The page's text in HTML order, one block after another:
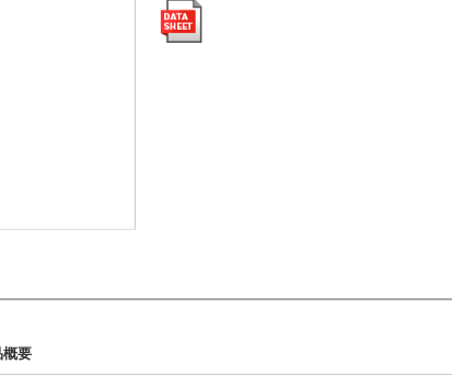
概要